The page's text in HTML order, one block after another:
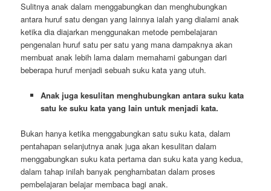
Sulitnya anak dalam menggabungkan dan menghubungkan
antara huruf satu dengan yang lainnya ialah yang dialami anak
ketika dia diajarkan menggunakan metode pembelajaran
pengenalan huruf satu per satu yang mana dampaknya akan
membuat anak lebih lama dalam memahami gabungan dari
beberapa huruf menjadi sebuah suku kata yang utuh.
Anak juga kesulitan menghubungkan antara suku kata
satu ke suku kata yang lain untuk menjadi kata.
Bukan hanya ketika menggabungkan satu suku kata, dalam
pentahapan selanjutnya anak juga akan kesulitan dalam
menggabungkan suku kata pertama dan suku kata yang kedua,
dalam tahap inilah banyak penghambatan dalam proses
pembelajaran belajar membaca bagi anak.